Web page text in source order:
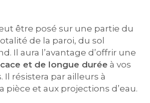
être posé sur une partie du
de la paroi, du sol
Il aura l’avantage d’offrir une
et de longue durée à vos
résistera par ailleurs à
pièce et aux projections d’eau.